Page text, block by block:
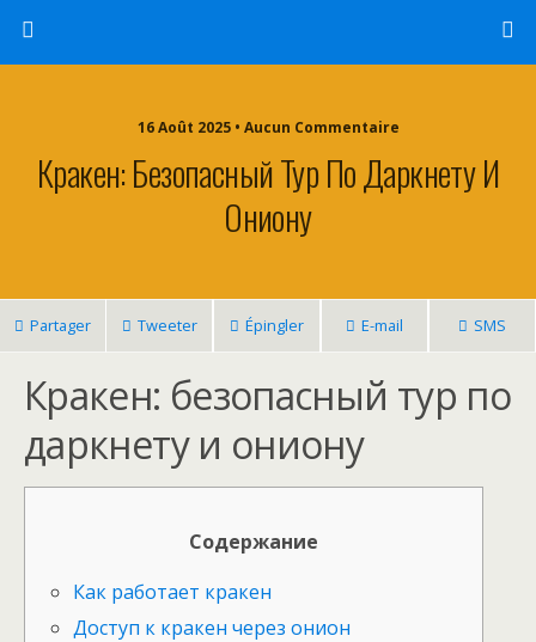
16 Août 2025 • Aucun Commentaire
Кракен: Безопасный Тур По Даркнету И
Ониону
Partager Tweeter Épingler E-mail SMS
Кракен: безопасный тур по
даркнету и ониону
Содержание
Как работает кракен
Доступ к кракен через онион